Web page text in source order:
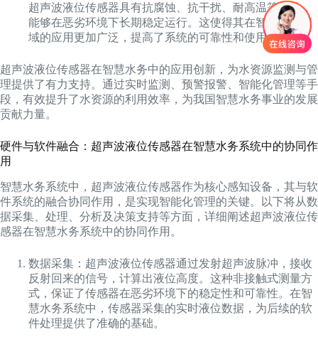
超声波液位传感器具有抗腐蚀、抗干扰、耐高温等特性，
能够在恶劣环境下长期稳定运行。这使得其在智慧水务领
域的应用更加广泛，提高了系统的可靠性和使用寿命。
超声波液位传感器在智慧水务中的应用创新，为水资源监测与管
理提供了有力支持。通过实时监测、预警报警、智能化管理等手
段，有效提升了水资源的利用效率，为我国智慧水务事业的发展
贡献力量。
硬件与软件融合：超声波液位传感器在智慧水务系统中的协同作
用
智慧水务系统中，超声波液位传感器作为核心感知设备，其与软
件系统的融合协同作用，是实现智能化管理的关键。以下将从数
据采集、处理、分析及决策支持等方面，详细阐述超声波液位传
感器在智慧水务系统中的协同作用。
数据采集：超声波液位传感器通过发射超声波脉冲，接收
反射回来的信号，计算出液位高度。这种非接触式测量方
式，保证了传感器在恶劣环境下的稳定性和可靠性。在智
慧水务系统中，传感器采集的实时液位数据，为后续的软
件处理提供了准确的基础。